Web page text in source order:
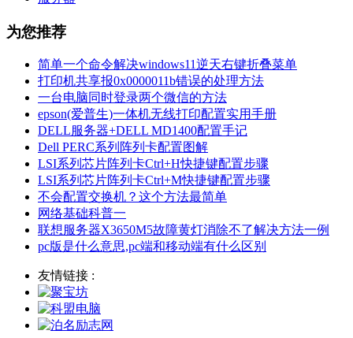
为您推荐
简单一个命令解决windows11逆天右键折叠菜单
打印机共享报0x0000011b错误的处理方法
一台电脑同时登录两个微信的方法
epson(爱普生)一体机无线打印配置实用手册
DELL服务器+DELL MD1400配置手记
Dell PERC系列阵列卡配置图解
LSI系列芯片阵列卡Ctrl+H快捷键配置步骤
LSI系列芯片阵列卡Ctrl+M快捷键配置步骤
不会配置交换机？这个方法最简单
网络基础科普一
联想服务器X3650M5故障黄灯消除不了解决方法一例
pc版是什么意思,pc端和移动端有什么区别
友情链接 :